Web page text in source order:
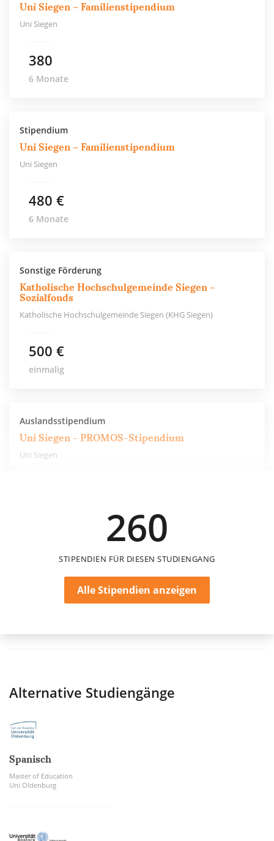
Uni Siegen – Familienstipendium
Uni Siegen
380
6 Monate
Stipendium
Uni Siegen – Familienstipendium
Uni Siegen
480 €
6 Monate
Sonstige Förderung
Katholische Hochschulgemeinde Siegen –
Sozialfonds
Katholische Hochschulgemeinde Siegen (KHG Siegen)
500 €
einmalig
Auslandsstipendium
Uni Siegen - PROMOS-Stipendium
Uni Siegen
260
STIPENDIEN FÜR DIESEN STUDIENGANG
Alle Stipendien anzeigen
Alternative Studiengänge
Spanisch
Master of Education
Uni Oldenburg